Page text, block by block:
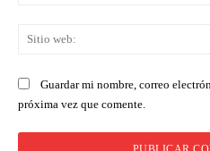
Guardar mi nombre, correo
próxima vez que comente.